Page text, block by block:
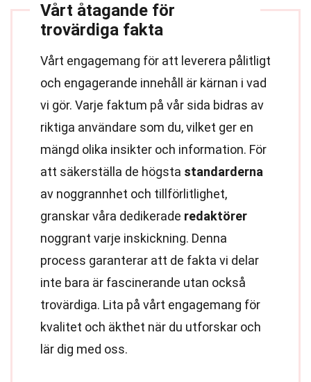
Vårt åtagande för
trovärdiga fakta
Vårt engagemang för att leverera pålitligt
och engagerande innehåll är kärnan i vad
vi gör. Varje faktum på vår sida bidras av
riktiga användare som du, vilket ger en
mängd olika insikter och information. För
att säkerställa de högsta standarderna
av noggrannhet och tillförlitlighet,
granskar våra dedikerade redaktörer
noggrant varje inskickning. Denna
process garanterar att de fakta vi delar
inte bara är fascinerande utan också
trovärdiga. Lita på vårt engagemang för
kvalitet och äkthet när du utforskar och
lär dig med oss.